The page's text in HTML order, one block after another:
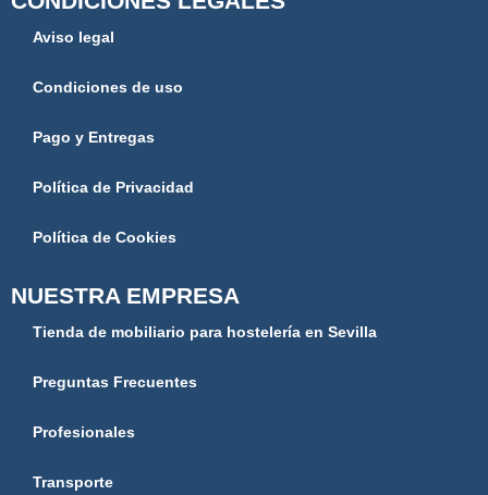
Aviso legal
Condiciones de uso
Pago y Entregas
Política de Privacidad
Política de Cookies
NUESTRA EMPRESA
Tienda de mobiliario para hostelería en Sevilla
Preguntas Frecuentes
Profesionales
Transporte